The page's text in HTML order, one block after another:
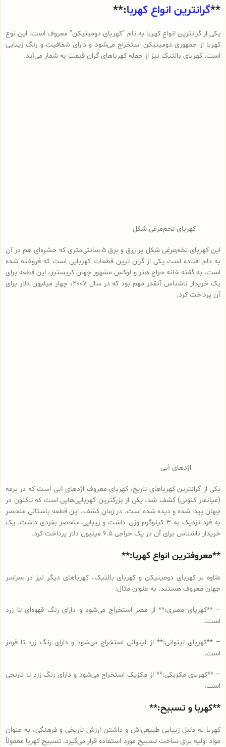
**گرانترین انواع کهربا:**
یکی از گرانترین انواع کهربا به نام “کهربای دومینیکن” معروف است. این نوع
کهربا از جمهوری دومینیکن استخراج می‌شود و دارای شفافیت و رنگ زیبایی
است. کهربای بالتیک نیز از جمله کهرباهای گران قیمت به شمار می‌آید.
کهربای تخم‌مرغی شکل
این کهربای تخم‌مرغی شکل پر زرق و برق 5 سانتی‌متری که حشره‌ای هم در آن
به دام افتاده است یکی از گران ترین قطعات کهربایی است که فروخته شده
است. به گفته خانه حراج هنر و لوکس مشهور جهان کریستیز، این قطعه برای
یک خریدار ناشناس آنقدر مهم بود که در سال 2007، چهار میلیون دلار برای
آن پرداخت کرد.
اژدهای آبی
یکی از گرانترین کهرباهای تاریخ، کهربای معروف اژدهای آبی است که در برمه
(میانمار کنونی) کشف شد، یکی از بزرگترین کهربایی‌هایی است که تاکنون در
جهان پیدا شده و دیده شده است. در زمان کشف، این قطعه باستانی منحصر
به فرد نزدیک به 3 کیلوگرم وزن داشت و زیبایی منحصر بفردی داشت. یک
خریدار ناشناس برای آن در یک حراجی 6.5 میلیون دلار پرداخت کرد.
**معروفترین انواع کهربا:**
علاوه بر کهربای دومینیکن و کهربای بالتیک، کهرباهای دیگر نیز در سراسر
جهان معروف هستند. به عنوان مثال:
– **کهربای مصری:** از مصر استخراج می‌شود و دارای رنگ قهوه‌ای تا زرد
است.
– **کهربای لیتوانی:** از لیتوانی استخراج می‌شود و دارای رنگ زرد تا قرمز
است.
– **کهربای مکزیکی:** از مکزیک استخراج می‌شود و دارای رنگ زرد تا نارنجی
است.
**کهربا و تسبیح:**
کهربا به دلیل زیبایی طبیعی‌اش و داشتن ارزش تاریخی و فرهنگی، به عنوان
مواد اولیه برای ساخت تسبیح مورد استفاده قرار می‌گیرد. تسبیح‌ کهربا معمولاً